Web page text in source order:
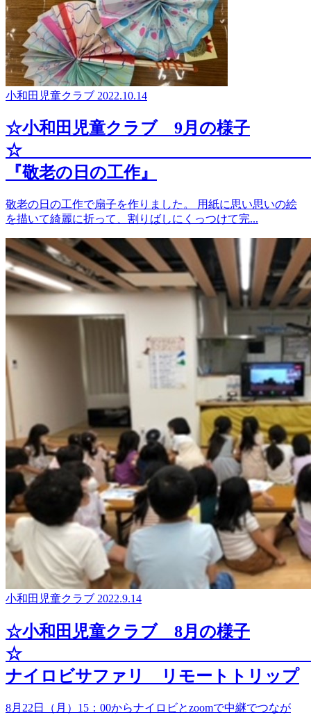
小和田児童クラブ 2022.10.14
☆小和田児童クラブ 9月の様子
『敬老の日の工作』
敬老の日の工作で扇子を作りました。 用紙に思い思いの絵
を描いて綺麗に折って、割りばしにくっつけて完...
小和田児童クラブ 2022.9.14
☆小和田児童クラブ 8月の様子
ナイロビサファリ リモートトリップ
8月22日（月）15：00からナイロビとzoomで中継でつなが